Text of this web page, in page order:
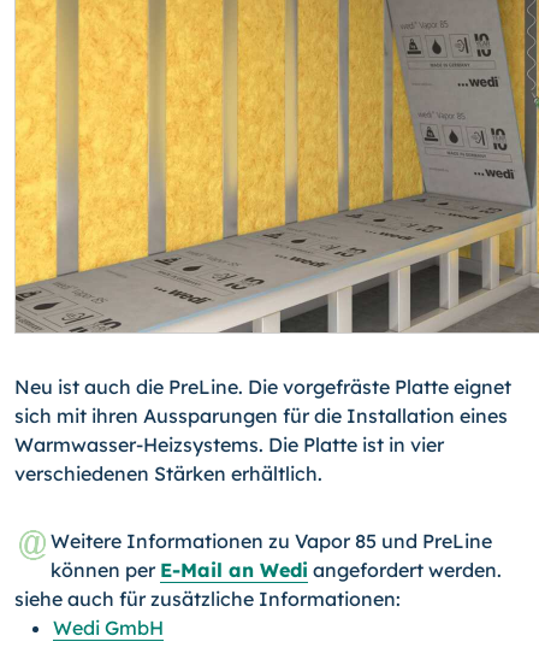
Neu ist auch die PreLine. Die vorgefräste Platte eignet
sich mit ihren Aussparungen für die Installation eines
Warmwasser-Heizsystems. Die Platte ist in vier
verschiedenen Stärken erhältlich.
Weitere Informationen zu Vapor 85 und PreLine
können per E-Mail an Wedi angefordert werden.
siehe auch für zusätzliche Informationen:
Wedi GmbH